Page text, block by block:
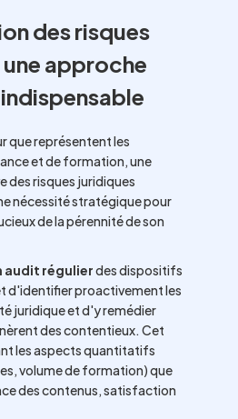
des risques
approche
que représentent les
et de formation, une
des risques juridiques
nécessité stratégique pour
de la pérennité de son
audit régulierdes dispositifs
d'identifier proactivement les
juridique et d'y remédier
des contentieux. Cet
les aspects quantitatifs
volume de formation) que
des contenus, satisfaction